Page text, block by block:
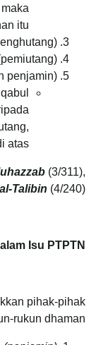
itu.
penjamin)
atas.
(3/311),
Talibin (4/240)
Isu PTPTN
pihak-pihak
rukun dhaman: